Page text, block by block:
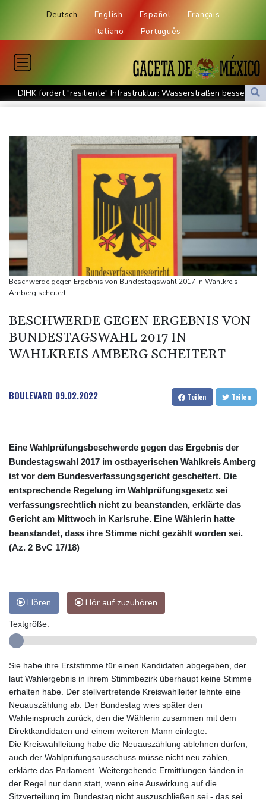
Deutsch English Español
Français
Italiano
Português
DIHK fordert "resiliente" Infrastruktur: Wasserstraßen besser an
Niedrigwasser anpassen
Vier deutsche, neun neue: Teammanager-Rekorde in England
Trump-Hubschrauber über Washington womöglich
Passagierflugzeug zu nahe gekommen
Niedrigwasser: Industrie- und Schifffahrtsverbände fordern
konkrete Schritte
Extremes Niedrigwasser: Verkehrsminister Bilger lädt zu
Spitzentreffen in Bonn
Bundesgerichtshof urteilt über Mann wegen Kriegsverbrechen in
syrischem Bürgerkrieg
Urteil in Prozess um tödlichen Autoanschlag auf Verdi-
Vorwurf der Preisabsprache: Drei US-Produzenten müssen 53
Millionen Eier spenden
Investoren-Affäre: Fifa-Spitze stellt sich "uneingeschränkt" hinter
Beschwerde gegen Ergebnis von Bundestagswahl 2017 in Wahlkreis
Amberg scheitert
BESCHWERDE GEGEN ERGEBNIS VON
BUNDESTAGSWAHL 2017 IN
WAHLKREIS AMBERG SCHEITERT
BOULEVARD 09.02.2022 Teilen Teilen
Eine Wahlprüfungsbeschwerde gegen das Ergebnis der
Bundestagswahl 2017 im ostbayerischen Wahlkreis Amberg
ist vor dem Bundesverfassungsgericht gescheitert. Die
entsprechende Regelung im Wahlprüfungsgesetz sei
verfassungsrechtlich nicht zu beanstanden, erklärte das
Gericht am Mittwoch in Karlsruhe. Eine Wählerin hatte
beanstandet, dass ihre Stimme nicht gezählt worden sei.
(Az. 2 BvC 17/18)
Hören Hör auf zuzuhören
Textgröße:
Sie habe ihre Erststimme für einen Kandidaten abgegeben, der
laut Wahlergebnis in ihrem Stimmbezirk überhaupt keine Stimme
erhalten habe. Der stellvertretende Kreiswahlleiter lehnte eine
Neuauszählung ab. Der Bundestag wies später den
Wahleinspruch zurück, den die Wählerin zusammen mit dem
Direktkandidaten und einem weiteren Mann einlegte.
Die Kreiswahlleitung habe die Neuauszählung ablehnen dürfen,
auch der Wahlprüfungsausschuss müsse nicht neu zählen,
erklärte das Parlament. Weitergehende Ermittlungen fänden in
der Regel nur dann statt, wenn eine Auswirkung auf die
Sitzverteilung im Bundestag nicht auszuschließen sei - das sei